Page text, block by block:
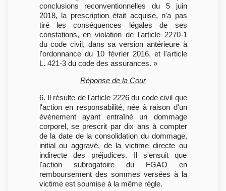
conclusions reconventionnelles du 5 juin
2018, la prescription était acquise, n'a pas
tiré les conséquences légales de ses
constations, en violation de l'article 2270-1
du code civil, dans sa version antérieure à
l'ordonnance du 10 février 2016, et l'article
L. 421-3 du code des assurances. »
Réponse de la Cour
6. Il résulte de l'article 2226 du code civil que
l'action en responsabilité, née à raison d'un
événement ayant entraîné un dommage
corporel, se prescrit par dix ans à compter
de la date de la consolidation du dommage,
initial ou aggravé, de la victime directe ou
indirecte des préjudices. Il s'ensuit que
l'action subrogatoire du FGAO en
remboursement des sommes versées à la
victime est soumise à la même règle.